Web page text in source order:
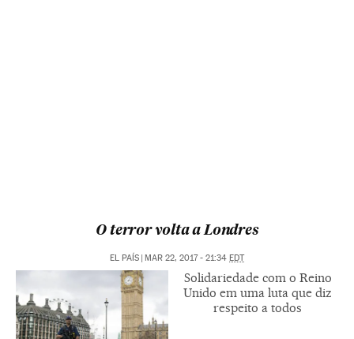
O terror volta a Londres
EL PAÍS MAR 22, 2017 - 21:34 EDT
Solidariedade com o Reino
Unido em uma luta que diz
respeito a todos